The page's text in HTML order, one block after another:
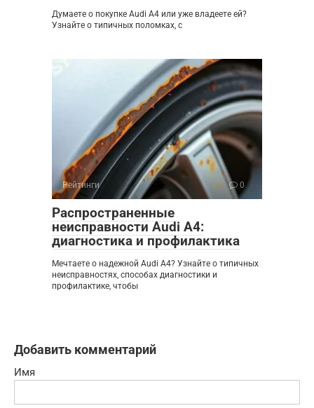
Думаете о покупке Audi A4 или уже владеете ей?
Узнайте о типичных поломках, с
Рейтинги 0
Распространенные
неисправности Audi A4:
диагностика и профилактика
Мечтаете о надежной Audi A4? Узнайте о типичных
неисправностях, способах диагностики и
профилактике, чтобы
Добавить комментарий
Имя